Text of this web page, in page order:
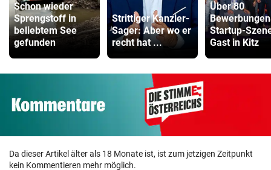
Schon wieder
Sprengstoff in
beliebtem See
gefunden
Strittiger Kanzler-
Sager: Aber wo er
recht hat ...
Über 80
Startup-
Gast in Kitz
Da dieser Artikel älter als 18 Monate ist, ist zum jetzigen Zeitpunkt
kein Kommentieren mehr möglich.